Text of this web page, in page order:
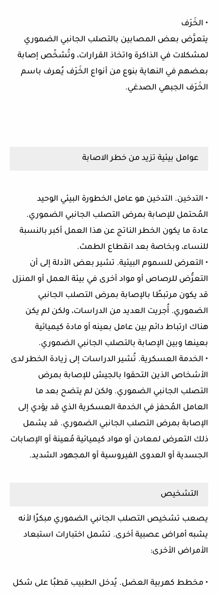
• الخَرَف
يتعرَّض بعض المصابين بالتصلب الجانبي الضموري
لمشكلات في الذاكرة واتخاذ القرارات، وتُشخّص إصابة
بعضهم في النهاية بنوع من أنواع الخَرَف يُعرف باسم
الخَرَف الجبهي الصدغي.
عوامل بيئية تزيد من خطر الاصابة
• التدخين. التدخين هو عامل الخطورة البيئي الوحيد
المُحتمل للإصابة بمرض التصلب الجانبي الضموري.
عادة ما يكون الخطر الناتج عن هذا العمل أكبر بالنسبة
للنساء، وبخاصة بعد انقطاع الطمث.
• التعرض للسموم البيئية. تشير بعض الأدلة إلى أن
التعرُّض للرصاص أو مواد أخرى في بيئة العمل أو المنزل
قد يكون مرتبطًا بالإصابة بمرض التصلب الجانبي
الضموري. أُجريت العديد من الدراسات، ولكن لم يكن
هناك ارتباط دائم بين عامل بعينه أو مادة كيميائية
بعينها وبين الإصابة بالتصلب الجانبي الضموري.
• الخدمة العسكرية. تُشير الدراسات إلى زيادة الخطر لدى
الأشخاص الذين التحقوا بالجيش للإصابة بمرض
التصلب الجانبي الضموري. ولكن لم يتضح بعد ما
العامل المُحفز في الخدمة العسكرية الذي قد يؤدي إلى
الإصابة بمرض التصلب الجانبي الضموري. قد يشمل
ذلك التعرض لمعادن أو مواد كيميائية مُعينة أو الإصابات
الجسدية أو العدوى الفيروسية أو المجهود الشديد.
التشخيص
يصعب تشخيص التصلب الجانبي الضموري مبكرًا لأنه
يشبه أمراض عصبية أخرى. تشمل اختبارات استبعاد
الأمراض الأخرى:
• مخطط كهربية العضل. يُدخل الطبيب قطبًا على شكل